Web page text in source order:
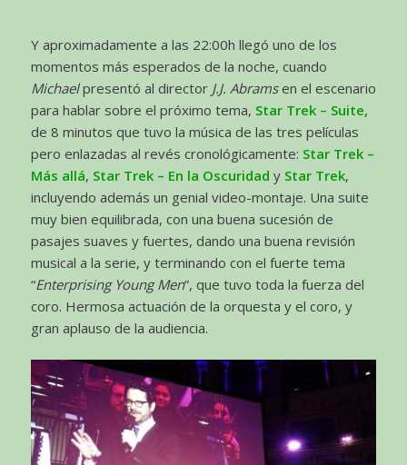
Y aproximadamente a las 22:00h llegó uno de los
momentos más esperados de la noche, cuando
Michaelpresentó al director J.J. Abramsen el escenario
para hablar sobre el próximo tema, Star Trek – Suite,
de 8 minutos que tuvo la música de las tres películas
pero enlazadas al revés cronológicamente: Star Trek –
Más allá, Star Trek – En la Oscuridad y Star Trek,
incluyendo además un genial video-montaje. Una suite
muy bien equilibrada, con una buena sucesión de
pasajes suaves y fuertes, dando una buena revisión
musical a la serie, y terminando con el fuerte tema
“Enterprising Young Men”, que tuvo toda la fuerza del
coro. Hermosa actuación de la orquesta y el coro, y
gran aplauso de la audiencia.